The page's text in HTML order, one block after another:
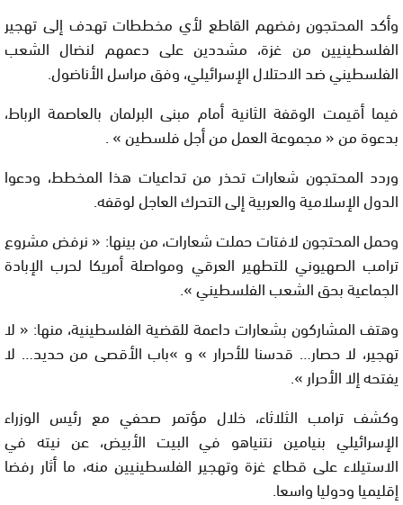
وأكد المحتجون رفضهم القاطع لأي مخططات تهدف إلى تهجير
الفلسطينيين من غزة، مشددين على دعمهم لنضال الشعب
الفلسطيني ضد الاحتلال الإسرائيلي، وفق مراسل الأناضول.
فيما أقيمت الوقفة الثانية أمام مبنى البرلمان بالعاصمة الرباط،
بدعوة من « مجموعة العمل من أجل فلسطين » .
وردد المحتجون شعارات تحذر من تداعيات هذا المخطط، ودعوا
الدول الإسلامية والعربية إلى التحرك العاجل لوقفه.
وحمل المحتجون لافتات حملت شعارات، من بينها: « نرفض مشروع
ترامب الصهيوني للتطهير العرقي ومواصلة أمريكا لحرب الإبادة
الجماعية بحق الشعب الفلسطيني ».
وهتف المشاركون بشعارات داعمة للقضية الفلسطينية، منها: « لا
تهجير، لا حصار… قدسنا للأحرار » و »باب الأقصى من حديد… لا
يفتحه إلا الأحرار ».
وكشف ترامب الثلاثاء، خلال مؤتمر صحفي مع رئيس الوزراء
الإسرائيلي بنيامين نتنياهو في البيت الأبيض، عن نيته في
الاستيلاء على قطاع غزة وتهجير الفلسطينيين منه، ما أثار رفضا
إقليميا ودوليا واسعا.